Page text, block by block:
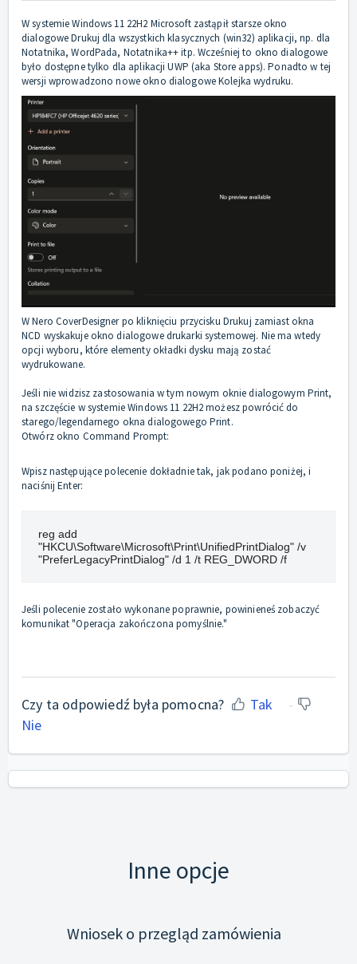
W systemie Windows 11 22H2 Microsoft zastąpił starsze okno
dialogowe Drukuj dla wszystkich klasycznych (win32) aplikacji, np. dla
Notatnika, WordPada, Notatnika++ itp. Wcześniej to okno dialogowe
było dostępne tylko dla aplikacji UWP (aka Store apps). Ponadto w tej
wersji wprowadzono nowe okno dialogowe Kolejka wydruku.
W Nero CoverDesigner po kliknięciu przycisku Drukuj zamiast okna
NCD wyskakuje okno dialogowe drukarki systemowej. Nie ma wtedy
opcji wyboru, które elementy okładki dysku mają zostać
wydrukowane.
Jeśli nie widzisz zastosowania w tym nowym oknie dialogowym Print,
na szczęście w systemie Windows 11 22H2 możesz powrócić do
starego/legendarnego okna dialogowego Print.
Otwórz okno Command Prompt:
Wpisz następujące polecenie dokładnie tak, jak podano poniżej, i
naciśnij Enter:
reg add
"HKCU\Software\Microsoft\Print\UnifiedPrintDialog" /v
"PreferLegacyPrintDialog" /d 1 /t REG_DWORD /f
Jeśli polecenie zostało wykonane poprawnie, powinieneś zobaczyć
komunikat "Operacja zakończona pomyślnie."
Czy ta odpowiedź była pomocna?
Tak
Nie
Inne opcje
Wniosek o przegląd zamówienia